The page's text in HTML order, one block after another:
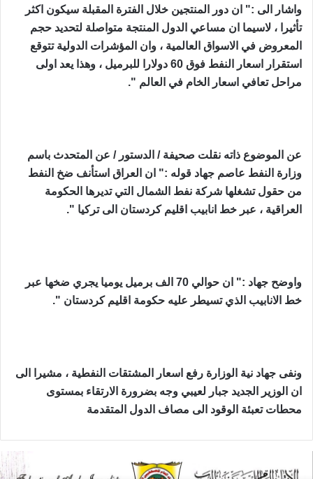
واشار الى :" ان دور المنتجين خلال الفترة المقبلة سيكون اكثر
تأثيرا ، لاسيما ان مساعي الدول المنتجة متواصلة لتحديد حجم
المعروض في الاسواق العالمية ، وان المؤشرات الدولية تتوقع
استقرار اسعار النفط فوق 60 دولارا للبرميل ، وهذا يعد اولى
مراحل تعافي اسعار الخام في العالم ".
عن الموضوع ذاته نقلت صحيفة / الدستور / عن المتحدث باسم
وزارة النفط عاصم جهاد قوله :" ان العراق استأنف ضخ النفط
من حقول تشغلها شركة نفط الشمال التي تديرها الحكومة
العراقية ، عبر خط انابيب اقليم كردستان الى تركيا ".
واوضح جهاد :" ان حوالي 70 الف برميل يوميا يجري ضخها عبر
خط الانابيب الذي تسيطر عليه حكومة اقليم كردستان ".
ونفى جهاد نية الوزارة رفع اسعار المشتقات النفطية ، مشيرا الى
ان الوزير الجديد جبار لعيبي وجه بضرورة الارتقاء بمستوى
محطات تعبئة الوقود الى مصاف الدول المتقدمة